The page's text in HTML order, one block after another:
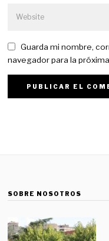
Guarda mi nombre,
navegador para la
SOBRE NOSOTROS